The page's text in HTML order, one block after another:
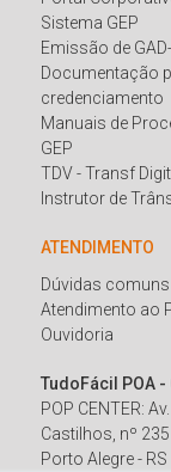
Sistema GEP
Emissão de
Documentação
credenciamento
Manuais de
GEP
TDV - Transf
Instrutor de
ATENDIMENTO
Dúvidas comuns
Atendimento ao
Ouvidoria
TudoFácil POA -
POP CENTER:
Castilhos, nº
Porto Alegre - RS